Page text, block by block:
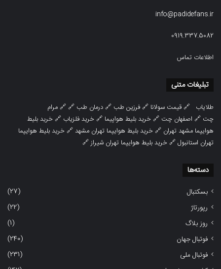
info@padidefans.ir
0919.337.5082
اطلاعات تماس
تبلیغات متنی
طلایاب 🔗قیمت سولانا 🔗فرزین طب 🔗درمان طب 🔗 🔗مرام
چت 🔗 اصفهان چت 🔗خرید بلیط هواپیما 🔗خرید فلزیاب 🔗خرید بلیط
هوایپما مشهد تهران 🔗خرید بلیط هوایپما تهران مشهد🔗خرید بلیط هوایپما
تهران استانبول🔗خرید بلیط هوایپما تهران شیراز🔗
دسته‌ها
بسکتبال
(27)
رپورتاژ
(22)
روز بلاگ
(1)
فوتبال جهان
(240)
فوتبال ملی
(231)